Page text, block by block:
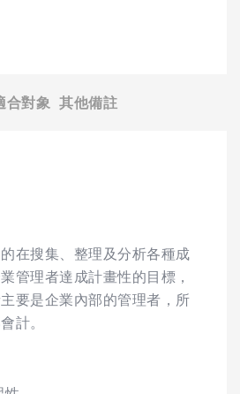
合對象 其他備註
在搜集、整理及分析各種成
管理者達成計畫性的目標，
要是企業內部的管理者，所
計。